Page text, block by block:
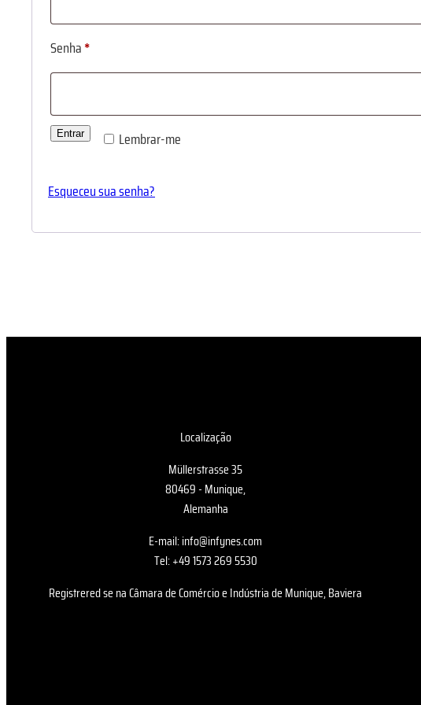
Senha*Obrigatóriared
Lembrar-me
Entrar
Esqueceu sua senha?
Localização
Müllerstrasse 35
80469 - Munique,
Alemanha
E-mail: info@infynes.com
Tel: +49 1573 269 5530
Registrered se na Câmara de Comércio e Indústria de Munique, Baviera